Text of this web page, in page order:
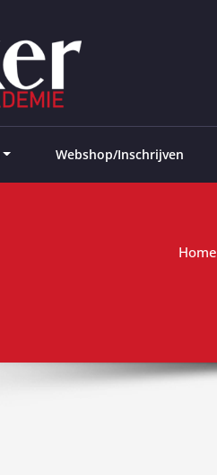
Webshop/Inschrijven
Home